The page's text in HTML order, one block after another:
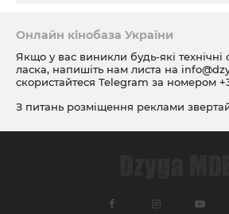
Онлайн кінобаза України
Якщо у вас виникли будь-які технічні
ласка, напишіть нам листа на
скористайтеся Telegram за номером
З питань розміщення реклами
посиланням